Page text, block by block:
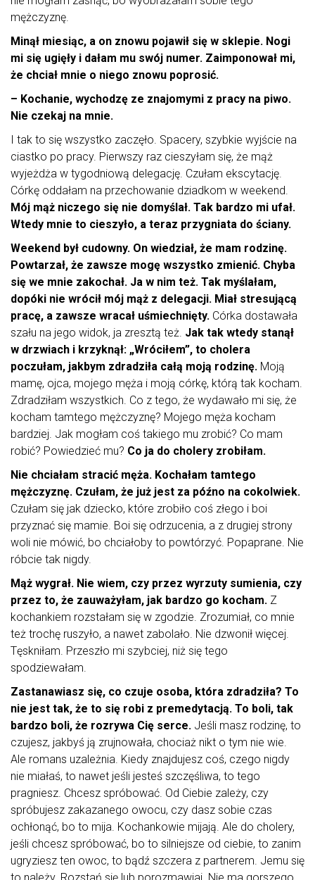
mężczyznę.
Minął miesiąc, a on znowu pojawił się w sklepie. Nogi
mi się ugięły i dałam mu swój numer. Zaimponował mi,
że chciał mnie o niego znowu poprosić.
– Kochanie, wychodzę ze znajomymi z pracy na piwo.
Nie czekaj na mnie.
I tak to się wszystko zaczęło. Spacery, szybkie wyjście na
ciastko po pracy. Pierwszy raz cieszyłam się, że mąż
wyjeżdża w tygodniową delegację. Czułam ekscytację.
Córkę oddałam na przechowanie dziadkom w weekend.
Mój mąż niczego się nie domyślał. Tak bardzo mi ufał.
Wtedy mnie to cieszyło, a teraz przygniata do ściany.
Weekend był cudowny. On wiedział, że mam rodzinę.
Powtarzał, że zawsze mogę wszystko zmienić. Chyba
się we mnie zakochał. Ja w nim też. Tak myślałam,
dopóki nie wrócił mój mąż z delegacji. Miał stresującą
pracę, a zawsze wracał uśmiechnięty. Córka dostawała
szału na jego widok, ja zresztą też. Jak tak wtedy stanął
w drzwiach i krzyknął: „Wróciłem”, to cholera
poczułam, jakbym zdradziła całą moją rodzinę. Moją
mamę, ojca, mojego męża i moją córkę, którą tak kocham.
Zdradziłam wszystkich. Co z tego, że wydawało mi się, że
kocham tamtego mężczyznę? Mojego męża kocham
bardziej. Jak mogłam coś takiego mu zrobić? Co mam
robić? Powiedzieć mu? Co ja do cholery zrobiłam.
Nie chciałam stracić męża. Kochałam tamtego
mężczyznę. Czułam, że już jest za późno na cokolwiek.
Czułam się jak dziecko, które zrobiło coś złego i boi
przyznać się mamie. Boi się odrzucenia, a z drugiej strony
woli nie mówić, bo chciałoby to powtórzyć. Popaprane. Nie
róbcie tak nigdy.
Mąż wygrał. Nie wiem, czy przez wyrzuty sumienia, czy
przez to, że zauważyłam, jak bardzo go kocham. Z
kochankiem rozstałam się w zgodzie. Zrozumiał, co mnie
też trochę ruszyło, a nawet zabolało. Nie dzwonił więcej.
Tęskniłam. Przeszło mi szybciej, niż się tego
spodziewałam.
Zastanawiasz się, co czuje osoba, która zdradziła? To
nie jest tak, że to się robi z premedytacją. To boli, tak
bardzo boli, że rozrywa Cię serce. Jeśli masz rodzinę, to
czujesz, jakbyś ją zrujnowała, chociaż nikt o tym nie wie.
Ale romans uzależnia. Kiedy znajdujesz coś, czego nigdy
nie miałaś, to nawet jeśli jesteś szczęśliwa, to tego
pragniesz. Chcesz spróbować. Od Ciebie zależy, czy
spróbujesz zakazanego owocu, czy dasz sobie czas
ochłonąć, bo to mija. Kochankowie mijają. Ale do cholery,
jeśli chcesz spróbować, bo to silniejsze od ciebie, to zanim
ugryziesz ten owoc, to bądź szczera z partnerem. Jemu się